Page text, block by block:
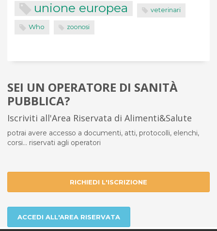
unione europea veterinari
Who zoonosi
SEI UN OPERATORE DI SANITÀ
PUBBLICA?
Iscriviti all'Area Riservata di Alimenti&Salute
potrai avere accesso a documenti, atti, protocolli, elenchi,
corsi... riservati agli operatori
RICHIEDI L'ISCRIZIONE
ACCEDI ALL'AREA RISERVATA